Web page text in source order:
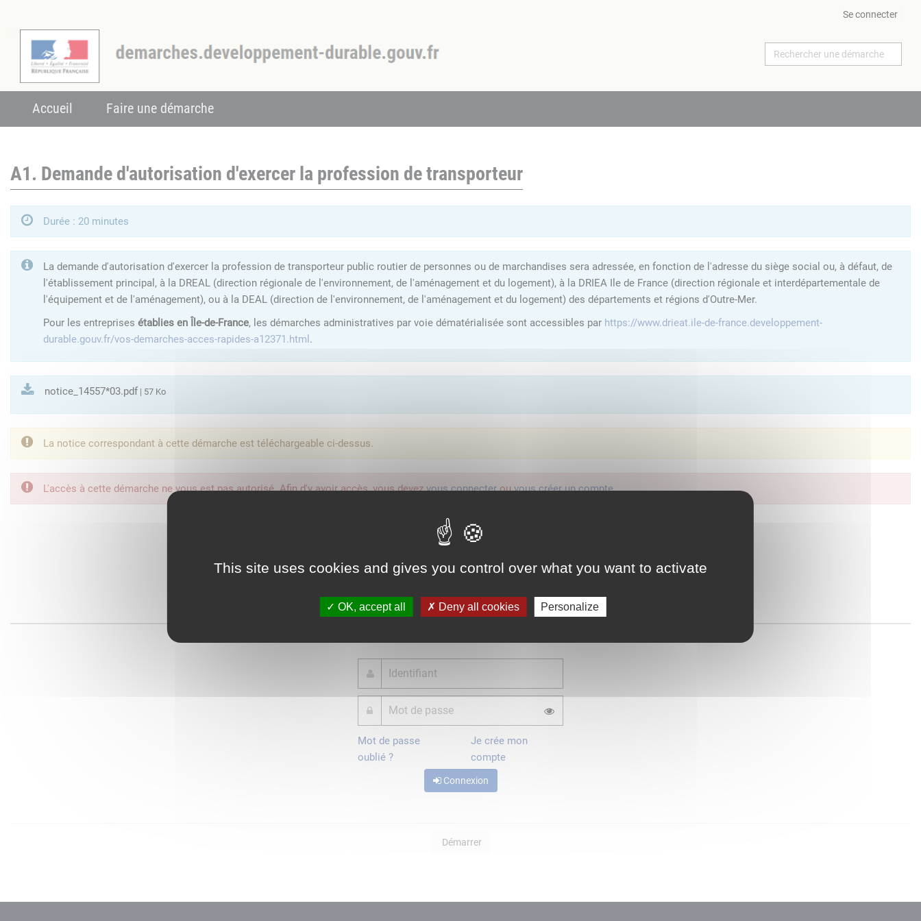
This site uses cookies and gives you control over what you want to activate
OK, accept all Deny all cookies Personalize
Se connecter
Accueil Faire une démarche
A1. Demande d'autorisation d'exercer la profession de transporteur
Durée : 20 minutes
La demande d'autorisation d'exercer la profession de transporteur public routier de personnes ou de marchandises sera adressée, en fonction de l'adresse du siège social ou, à défaut, de
l'établissement principal, à la DREAL (direction régionale de l'environnement, de l'aménagement et du logement), à la DRIEA Ile de France (direction régionale et interdépartementale de
l'équipement et de l'aménagement), ou à la DEAL (direction de l'environnement, de l'aménagement et du logement) des départements et régions d'Outre-Mer.
Pour les entreprises établies en Île-de-France, les démarches administratives par voie dématérialisée sont accessibles par https://www.drieat.ile-de-france.developpement-
durable.gouv.fr/vos-demarches-acces-rapides-a12371.html .
notice_14557*03.pdf | 57 Ko
La notice correspondant à cette démarche est téléchargeable ci-dessus.
L'accès à cette démarche ne vous est pas autorisé. Afin d'y avoir accès, vous devezvous connecterouvous créer un compte
FranceConnect est la solution proposée par l'Etat pour sécuriser et simplifier la connexion à vos services en ligne.
Qu'est-ce que FranceConnect ?
Mot de passe
oublié ?
Je crée mon
compte
Connexion
Démarrer